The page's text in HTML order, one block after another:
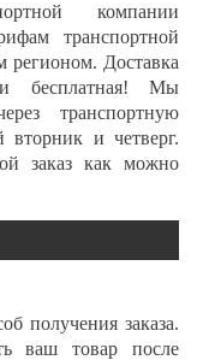
компании
транспортной
регионом. Доставка
бесплатная! Мы
транспортную
и четверг.
заказ как можно
получения заказа.
ваш товар после